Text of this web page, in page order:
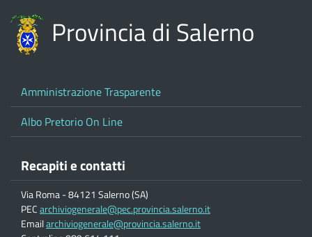
Provincia di Salerno
Amministrazione Trasparente
Albo Pretorio On Line
Recapiti e contatti
Via Roma - 84121 Salerno (SA)
PECarchiviogenerale@pec.provincia.salerno.it
Emailarchiviogenerale@provincia.salerno.it